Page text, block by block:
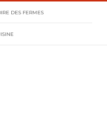
DES FERMES